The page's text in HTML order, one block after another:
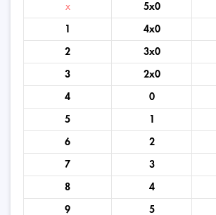
x 5x0
1 4x0
2 3x0
3 2x0
4 0
5 1
6 2
7 3
8 4
9 5